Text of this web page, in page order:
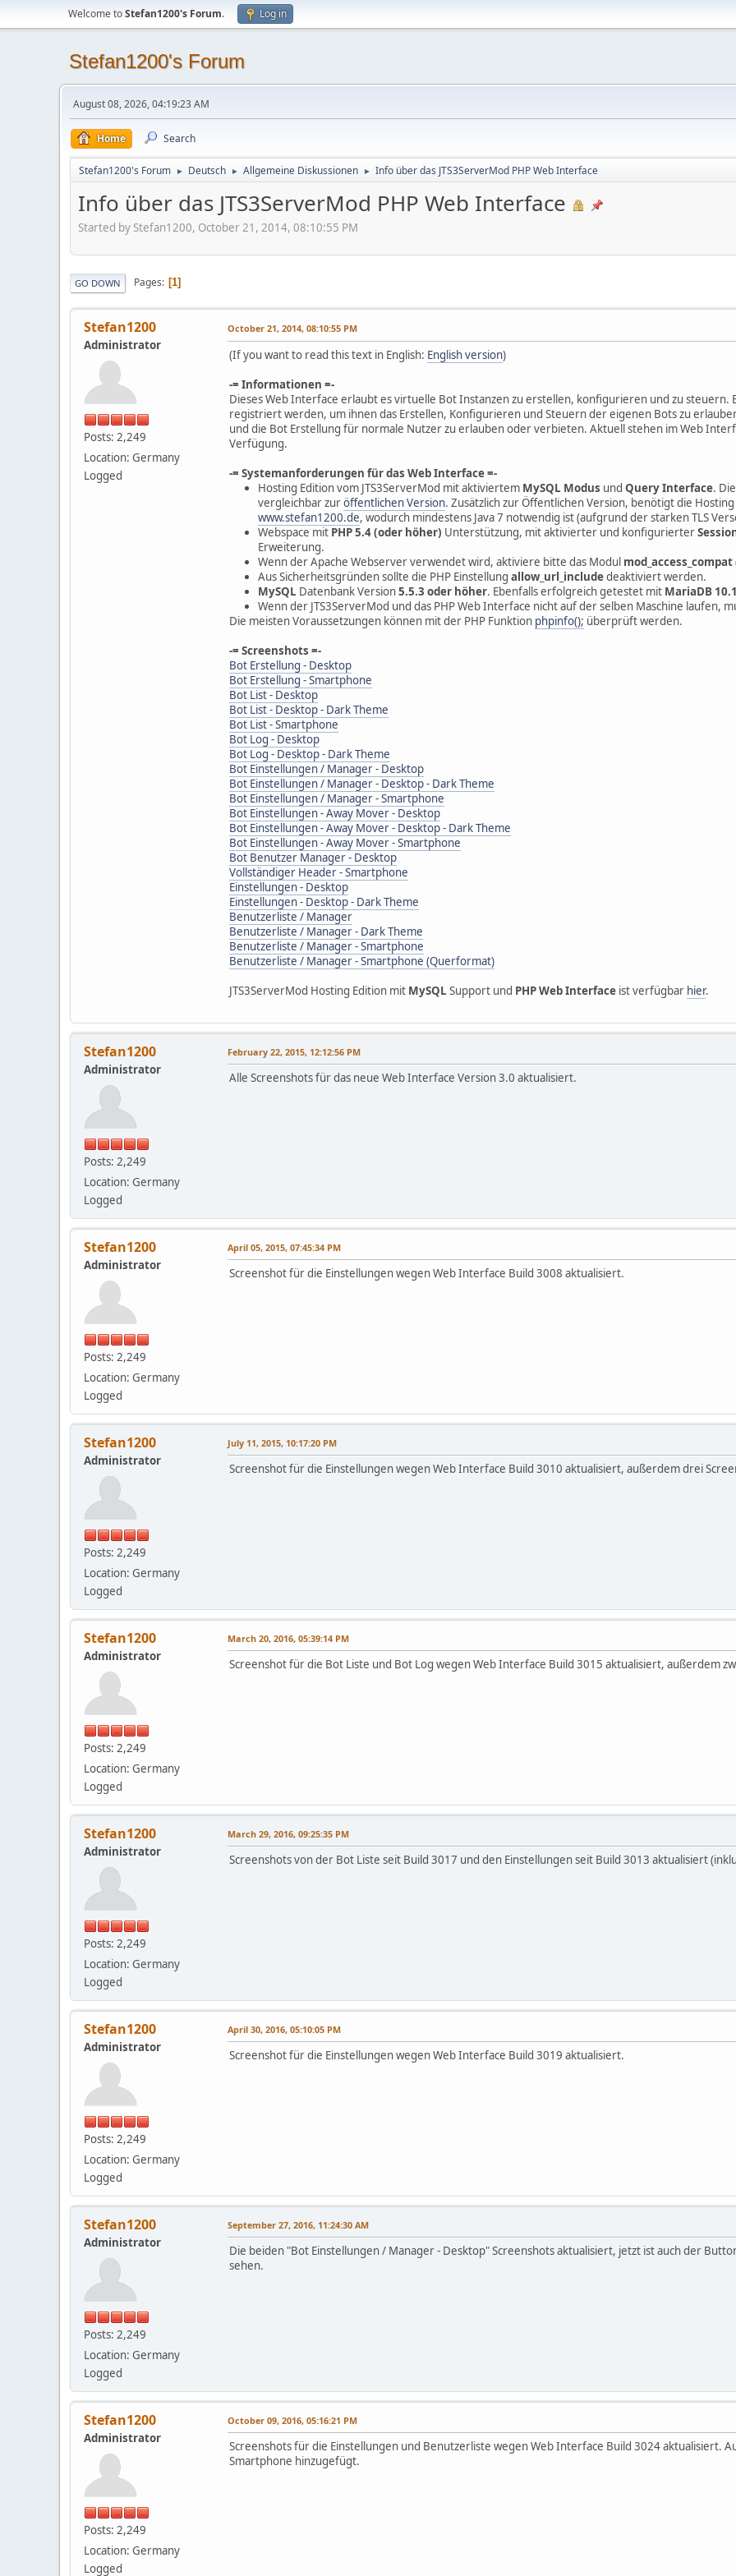
Welcome toStefan1200's Forum. Log in
Stefan1200's Forum
August 08, 2026, 04:19:23 AM
Home Search
Stefan1200's Forum ► Deutsch ► Allgemeine Diskussionen ► Info über das JTS3ServerMod PHP Web Interface
Info über das JTS3ServerMod PHP Web Interface
Started by Stefan1200, October 21, 2014, 08:10:55 PM
GO DOWN Pages 1
Stefan1200
Administrator
Posts: 2,249
Location: Germany
Logged
October 21, 2014, 08:10:55 PM
(If you want to read this text in English: English version)
-= Informationen =-
Dieses Web Interface erlaubt es virtuelle Bot Instanzen zu erstellen, konfigurieren und zu steuern.
registriert werden, um ihnen das Erstellen, Konfigurieren und Steuern der eigenen Bots zu
und die Bot Erstellung für normale Nutzer zu erlauben oder verbieten. Aktuell stehen im Web
Verfügung.
-= Systemanforderungen für das Web Interface =-
Hosting Edition vom JTS3ServerMod mit aktiviertem MySQL Modus und Query Interface.
vergleichbar zuröffentlichen Version. Zusätzlich zur Öffentlichen Version, benötigt die
www.stefan1200.de, wodurch mindestens Java 7 notwendig ist (aufgrund der starken TLS
Webspace mit PHP 5.4 (oder höher) Unterstützung, mit aktivierter und konfigurierter
Erweiterung.
Wenn der Apache Webserver verwendet wird, aktiviere bitte das Modul mod_access_compat
Aus Sicherheitsgründen sollte die PHP Einstellung allow_url_includedeaktiviert werden.
MySQL Datenbank Version5.5.3 oder höher. Ebenfalls erfolgreich getestet mit MariaDB
Wenn der JTS3ServerMod und das PHP Web Interface nicht auf der selben Maschine laufen,
Die meisten Voraussetzungen können mit der PHP Funktion phpinfo(); überprüft werden.
-= Screenshots =-
Bot Erstellung - Desktop
Bot Erstellung - Smartphone
Bot List - Desktop
Bot List - Desktop - Dark Theme
Bot List - Smartphone
Bot Log - Desktop
Bot Log - Desktop - Dark Theme
Bot Einstellungen / Manager - Desktop
Bot Einstellungen / Manager - Desktop - Dark Theme
Bot Einstellungen / Manager - Smartphone
Bot Einstellungen - Away Mover - Desktop
Bot Einstellungen - Away Mover - Desktop - Dark Theme
Bot Einstellungen - Away Mover - Smartphone
Bot Benutzer Manager - Desktop
Vollständiger Header - Smartphone
Einstellungen - Desktop
Einstellungen - Desktop - Dark Theme
Benutzerliste / Manager
Benutzerliste / Manager - Dark Theme
Benutzerliste / Manager - Smartphone
Benutzerliste / Manager - Smartphone (Querformat)
JTS3ServerMod Hosting Edition mit MySQL Support und PHP Web Interface ist verfügbar hier.
Stefan1200
Administrator
Posts: 2,249
Location: Germany
Logged
February 22, 2015, 12:12:56 PM
Alle Screenshots für das neue Web Interface Version 3.0 aktualisiert.
Stefan1200
Administrator
Posts: 2,249
Location: Germany
Logged
April 05, 2015, 07:45:34 PM
Screenshot für die Einstellungen wegen Web Interface Build 3008 aktualisiert.
Stefan1200
Administrator
Posts: 2,249
Location: Germany
Logged
July 11, 2015, 10:17:20 PM
Screenshot für die Einstellungen wegen Web Interface Build 3010 aktualisiert, außerdem drei
Stefan1200
Administrator
Posts: 2,249
Location: Germany
Logged
March 20, 2016, 05:39:14 PM
Screenshot für die Bot Liste und Bot Log wegen Web Interface Build 3015 aktualisiert, außerdem
Stefan1200
Administrator
Posts: 2,249
Location: Germany
Logged
March 29, 2016, 09:25:35 PM
Screenshots von der Bot Liste seit Build 3017 und den Einstellungen seit Build 3013 aktualisiert
Stefan1200
Administrator
Posts: 2,249
Location: Germany
Logged
April 30, 2016, 05:10:05 PM
Screenshot für die Einstellungen wegen Web Interface Build 3019 aktualisiert.
Stefan1200
Administrator
Posts: 2,249
Location: Germany
Logged
September 27, 2016, 11:24:30 AM
Die beiden "Bot Einstellungen / Manager - Desktop" Screenshots aktualisiert, jetzt ist auch der
sehen.
Stefan1200
Administrator
Posts: 2,249
Location: Germany
Logged
October 09, 2016, 05:16:21 PM
Screenshots für die Einstellungen und Benutzerliste wegen Web Interface Build 3024 aktualisiert.
Smartphone hinzugefügt.